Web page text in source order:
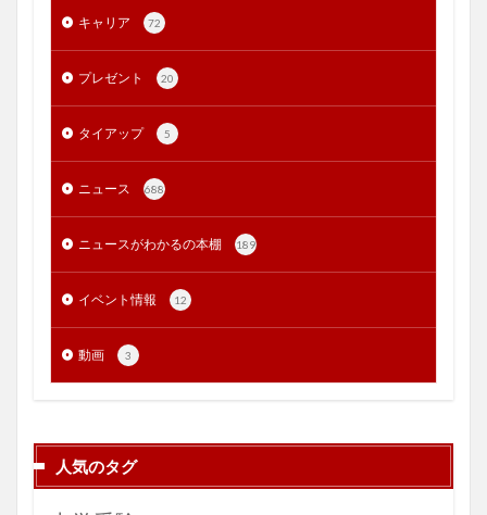
キャリア 72
プレゼント 20
タイアップ 5
ニュース 688
ニュースがわかるの本棚 189
イベント情報 12
動画 3
人気のタグ